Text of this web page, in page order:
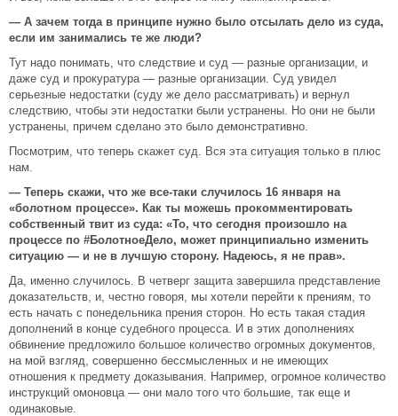
— А зачем тогда в принципе нужно было отсылать дело из суда,
если им занимались те же люди?
Тут надо понимать, что следствие и суд — разные организации, и
даже суд и прокуратура — разные организации. Суд увидел
серьезные недостатки (суду же дело рассматривать) и вернул
следствию, чтобы эти недостатки были устранены. Но они не были
устранены, причем сделано это было демонстративно.
Посмотрим, что теперь скажет суд. Вся эта ситуация только в плюс
нам.
— Теперь скажи, что же все-таки случилось 16 января на
«болотном процессе». Как ты можешь прокомментировать
собственный твит из суда: «То, что сегодня произошло на
процессе по #БолотноеДело, может принципиально изменить
ситуацию — и не в лучшую сторону. Надеюсь, я не прав».
Да, именно случилось. В четверг защита завершила представление
доказательств, и, честно говоря, мы хотели перейти к прениям, то
есть начать с понедельника прения сторон. Но есть такая стадия
дополнений в конце судебного процесса. И в этих дополнениях
обвинение предложило большое количество огромных документов,
на мой взгляд, совершенно бессмысленных и не имеющих
отношения к предмету доказывания. Например, огромное количество
инструкций омоновца — они мало того что большие, так еще и
одинаковые.